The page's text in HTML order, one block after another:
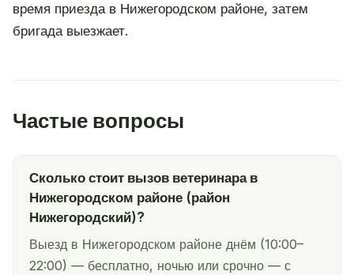
время приезда в Нижегородском районе, затем
бригада выезжает.
Частые вопросы
Сколько стоит вызов ветеринара в
Нижегородском районе (район
Нижегородский)?
Выезд в Нижегородском районе днём (10:00–
22:00) — бесплатно, ночью или срочно — с